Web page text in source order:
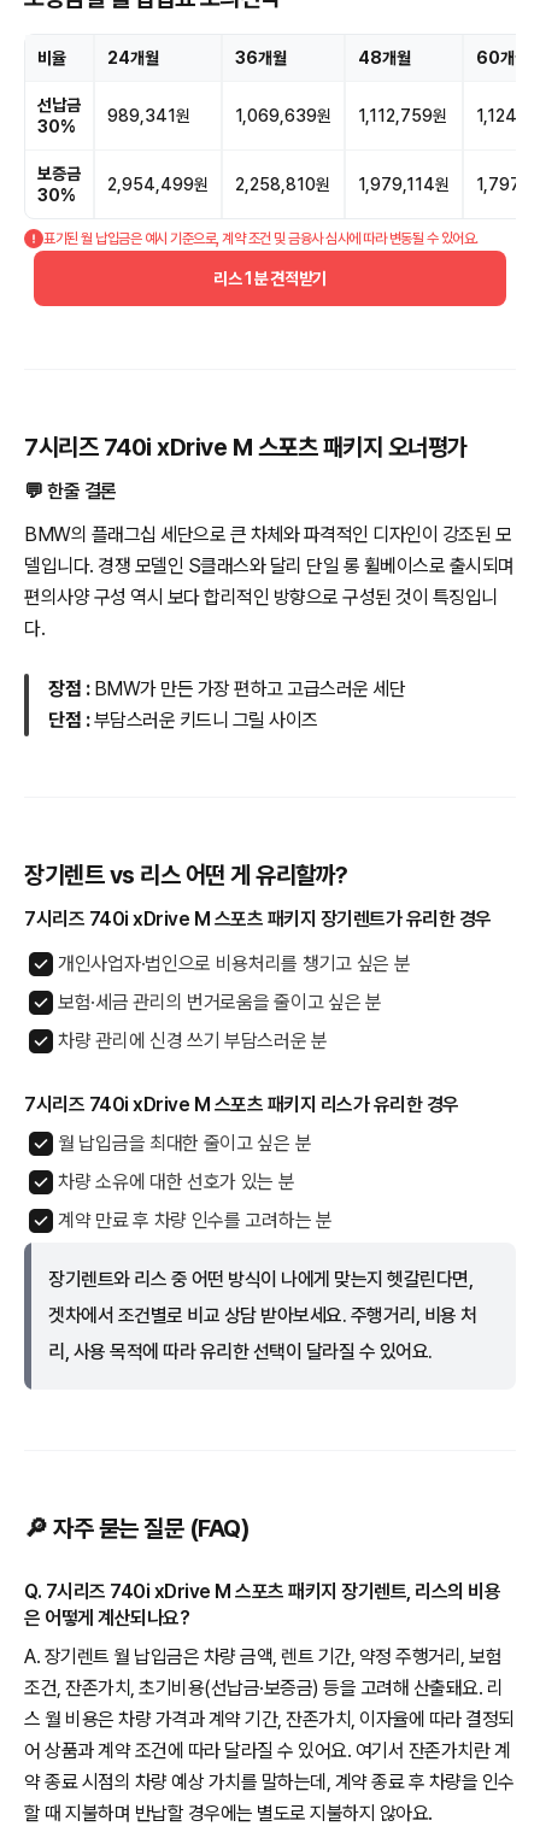
비율 24개월 36개월 48개월 60개월
선납금
30%
989,341원 1,069,639원 1,112,759원
보증금
30%
2,954,499원 2,258,810원 1,979,114원
표기된 월 납입금은 예시 기준으로, 계약 조건 및 금융사 심사에 따라 변동될 수 있어요.
리스 1분 견적받기
7시리즈 740i xDrive M 스포츠 패키지 오너평가
💬 한줄 결론
BMW의 플래그십 세단으로 큰 차체와 파격적인 디자인이 강조된 모
델입니다. 경쟁 모델인 S클래스와 달리 단일 롱 휠베이스로 출시되며
편의사양 구성 역시 보다 합리적인 방향으로 구성된 것이 특징입니
다.
장점 : BMW가 만든 가장 편하고 고급스러운 세단
단점 :부담스러운 키드니 그릴 사이즈
장기렌트 vs 리스 어떤 게 유리할까?
7시리즈 740i xDrive M 스포츠 패키지 장기렌트가 유리한 경우
개인사업자·법인으로 비용처리를 챙기고 싶은 분
보험·세금 관리의 번거로움을 줄이고 싶은 분
차량 관리에 신경 쓰기 부담스러운 분
7시리즈 740i xDrive M 스포츠 패키지 리스가 유리한 경우
월 납입금을 최대한 줄이고 싶은 분
차량 소유에 대한 선호가 있는 분
계약 만료 후 차량 인수를 고려하는 분
장기렌트와 리스 중 어떤 방식이 나에게 맞는지 헷갈린다면,
겟차에서 조건별로 비교 상담 받아보세요. 주행거리, 비용 처
리, 사용 목적에 따라 유리한 선택이 달라질 수 있어요.
🔎 자주 묻는 질문 (FAQ)
Q. 7시리즈 740i xDrive M 스포츠 패키지 장기렌트, 리스의 비용
은 어떻게 계산되나요?
A. 장기렌트 월 납입금은 차량 금액, 렌트 기간, 약정 주행거리, 보험
조건, 잔존가치, 초기비용(선납금·보증금) 등을 고려해 산출돼요. 리
스 월 비용은 차량 가격과 계약 기간, 잔존가치, 이자율에 따라 결정되
어 상품과 계약 조건에 따라 달라질 수 있어요. 여기서 잔존가치란 계
약 종료 시점의 차량 예상 가치를 말하는데, 계약 종료 후 차량을 인수
할 때 지불하며 반납할 경우에는 별도로 지불하지 않아요.